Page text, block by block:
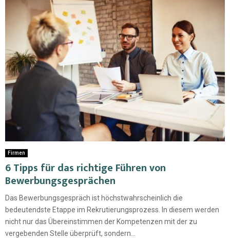
Firmen
6 Tipps für das richtige Führen von
Bewerbungsgesprächen
Das Bewerbungsgespräch ist höchstwahrscheinlich die
bedeutendste Etappe im Rekrutierungsprozess. In diesem werden
nicht nur das Übereinstimmen der Kompetenzen mit der zu
vergebenden Stelle überprüft, sondern...